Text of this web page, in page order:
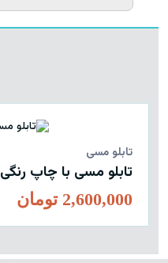
تابلو مسی
تابلو مسی با چاپ رنگی
2,600,000 تومان